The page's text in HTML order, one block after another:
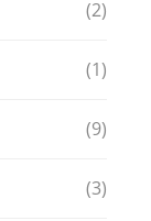
(2)
(1)
(9)
(3)